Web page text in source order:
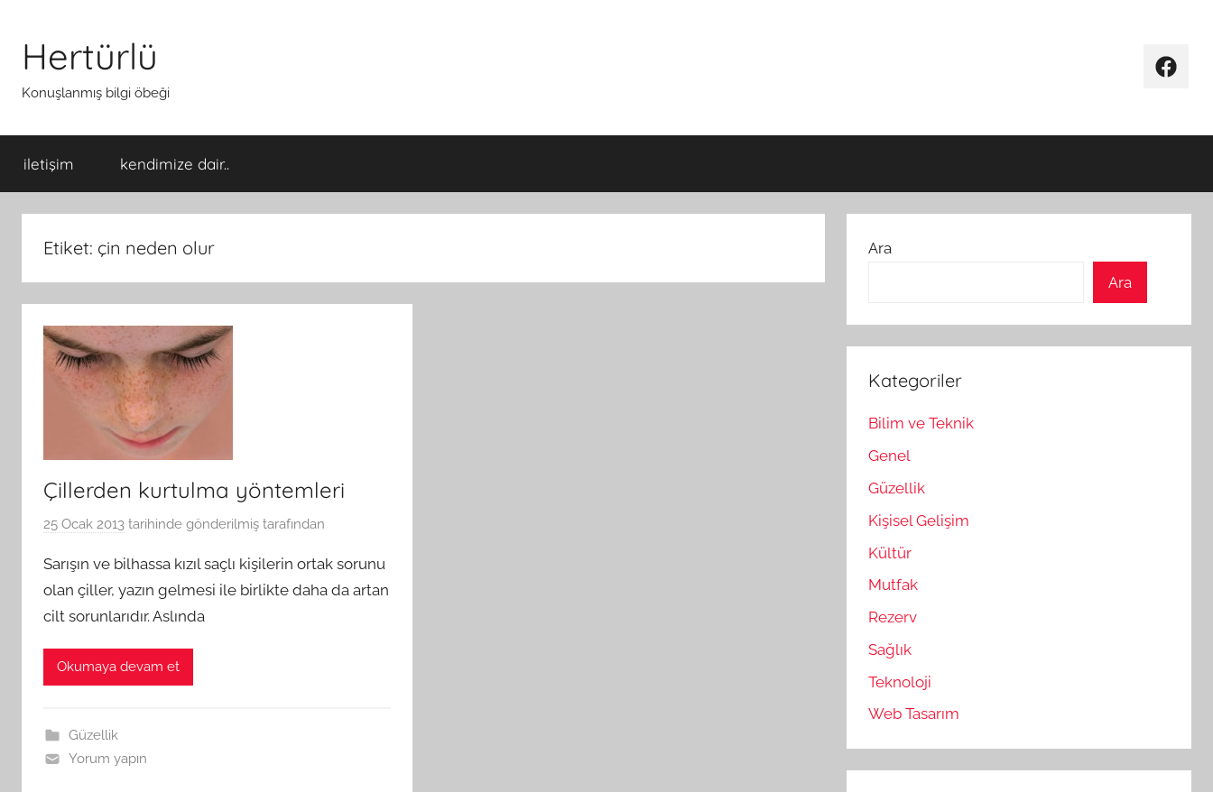
Hertürlü
Konuşlanmış bilgi öbeği
iletişim kendimize dair..
Etiket: çin neden olur
Çillerden kurtulma yöntemleri
25 Ocak 2013 tarihinde gönderilmiş tarafından
Sarışın ve bilhassa kızıl saçlı kişilerin ortak sorunu
olan çiller, yazın gelmesi ile birlikte daha da artan
cilt sorunlarıdır. Aslında
Okumaya devam et
Güzellik
Yorum yapın
Ara
Ara
Kategoriler
Bilim ve Teknik
Genel
Güzellik
Kişisel Gelişim
Kültür
Mutfak
Rezerv
Sağlık
Teknoloji
Web Tasarım